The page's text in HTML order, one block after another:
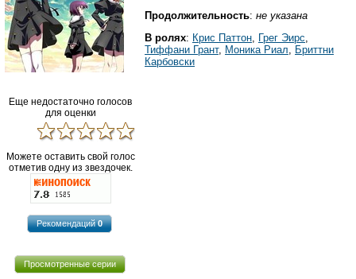
Еще недостаточно голосов
для оценки
Можете оставить свой голос
отметив одну из звездочек.
Рекомендаций0
Просмотренные серии
Продолжительность: не указана
В ролях: Крис Паттон Грег Эирс
Тиффани Грант, Моника Риал
Бриттни
Карбовски